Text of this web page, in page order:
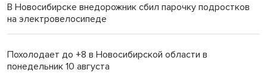
В Новосибирске внедорожник сбил парочку подростков
на электровелосипеде
Похолодает до +8 в Новосибирской области в
понедельник 10 августа